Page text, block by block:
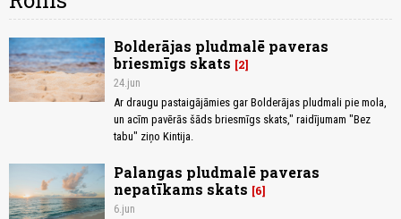
Bolderājas pludmalē paveras
briesmīgs skats
2
24.jun
Ar draugu pastaigājāmies gar Bolderājas pludmali pie mola,
un acīm pavērās šāds briesmīgs skats," raidījumam "Bez
tabu" ziņo Kintija.
Palangas pludmalē paveras
nepatīkams skats
6
6.jun